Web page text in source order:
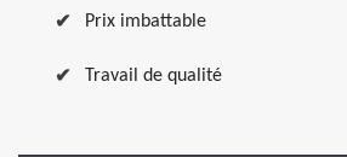
Prix imbattable
Travail de qualité